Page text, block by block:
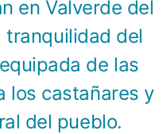
en Valverde del
tranquilidad del
de las
los castañares y
del pueblo.